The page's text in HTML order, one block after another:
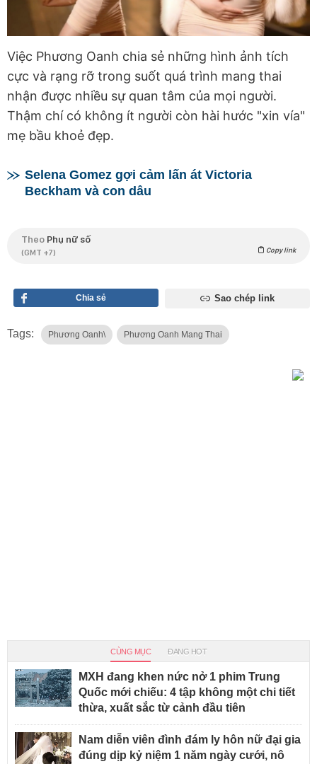
Việc Phương Oanh chia sẻ những hình ảnh tích
cực và rạng rỡ trong suốt quá trình mang thai
nhận được nhiều sự quan tâm của mọi người.
Thậm chí có không ít người còn hài hước "xin vía"
mẹ bầu khoẻ đẹp.
Selena Gomez gợi cảm lấn át Victoria
Beckham và con dâu
Theo Phụ nữ số
(GMT +7) Copy link
Chia sẻ Sao chép link
Tags: Phương Oanh\ Phương Oanh Mang Thai
CÙNG MỤC ĐANG HOT
MXH đang khen nức nở 1 phim Trung
Quốc mới chiếu: 4 tập không một chi tiết
thừa, xuất sắc từ cảnh đầu tiên
Nam diễn viên đình đám ly hôn nữ đại gia
đúng dịp kỷ niệm 1 năm ngày cưới, nô